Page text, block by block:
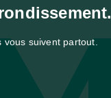
vous suivent partout.